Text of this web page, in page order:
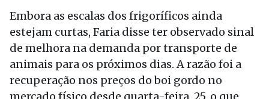
Embora as escalas dos frigoríficos ainda
estejam curtas, Faria disse ter observado sinal
de melhora na demanda por transporte de
animais para os próximos dias. A razão foi a
recuperação nos preços do boi gordo no